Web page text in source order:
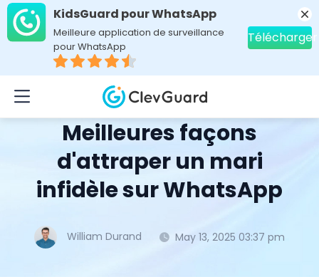
Home Astuces applis sociales
Meilleures façons
d'attraper un mari
infidèle sur WhatsApp
William Durand May 13, 2025 03:37 pm
KidsGuard pour WhatsApp
Meilleure application de surveillance
pour WhatsApp
Télécharger